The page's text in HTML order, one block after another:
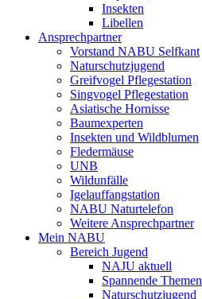
Insekten
Libellen
Ansprechpartner
Vorstand NABU Selfkant
Naturschutzjugend
Greifvogel Pflegestation
Singvogel Pflegestation
Asiatische Hornisse
Baumexperten
Insekten und Wildblumen
Fledermäuse
UNB
Wildunfälle
Igelauffangstation
NABU Naturtelefon
Weitere Ansprechpartner
Mein NABU
Bereich Jugend
NAJU aktuell
Spannende Themen
Naturschutzjugend